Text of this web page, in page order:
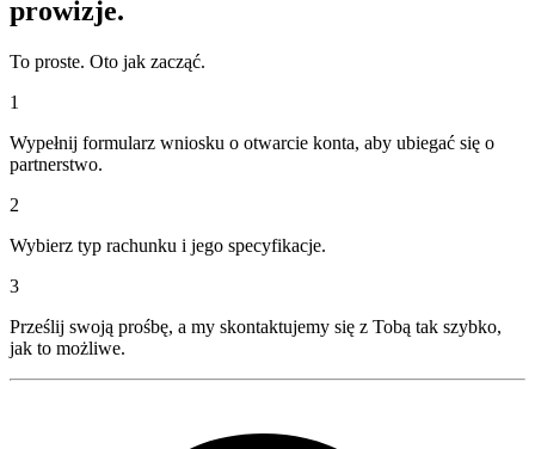
prowizje.
To proste. Oto jak zacząć.
1
Wypełnij formularz wniosku o otwarcie konta, aby ubiegać się o
partnerstwo.
2
Wybierz typ rachunku i jego specyfikacje.
3
Prześlij swoją prośbę, a my skontaktujemy się z Tobą tak szybko,
jak to możliwe.